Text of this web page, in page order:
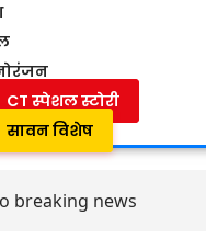
CT स्पेशल स्टोरी
सावन विशेष
breaking news